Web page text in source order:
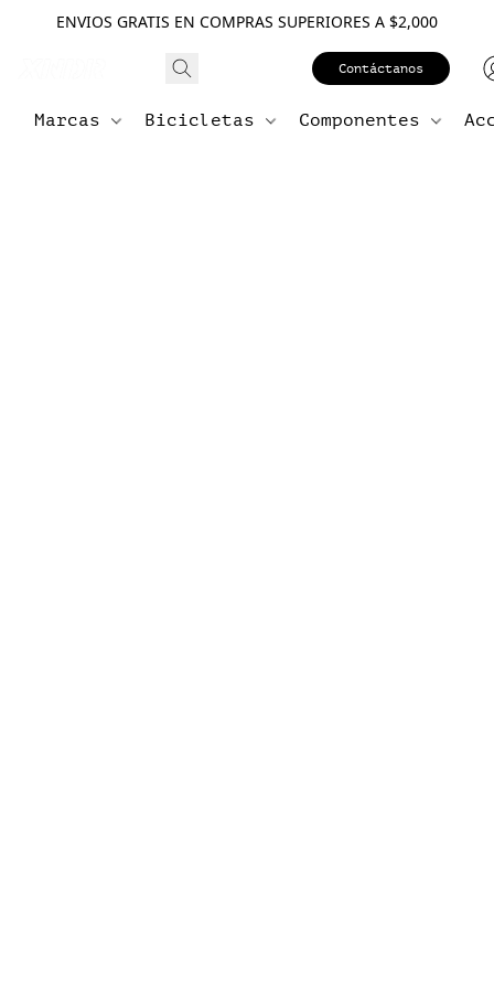
ENVIOS GRATIS EN COMPRAS SUPERIORES A $2,000
Contáctanos
Marcas Bicicletas Componentes